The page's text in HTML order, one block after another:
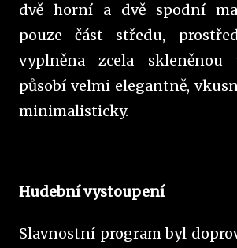
dvě horní a dvě spodní
pouze část středu,
vyplněna zcela skleněnou
působí velmi elegantně,
minimalisticky.
Hudební vystoupení
Slavnostní program byl